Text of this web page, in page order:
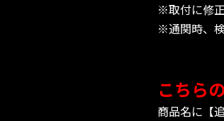
※取付に修
※通関時、
こちら
商品名に【